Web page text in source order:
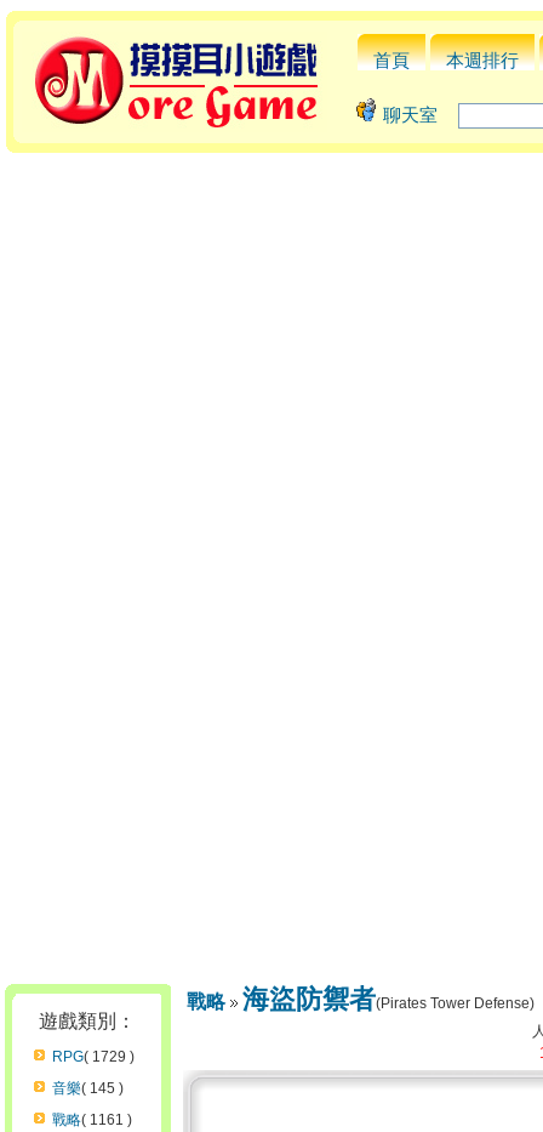
首頁 本週排行
聊天室
遊戲類別：
RPG( 1729 )
音樂( 145 )
戰略( 1161 )
戰略 海盜防禦者(Pirates Tower Defense)